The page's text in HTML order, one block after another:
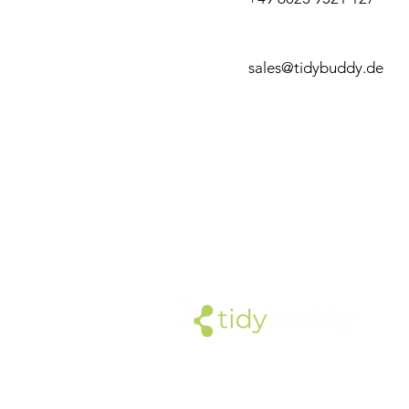
sales@tidybuddy.de